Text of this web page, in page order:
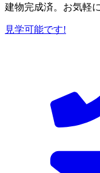
建物完成済。お気軽
見学可能です!